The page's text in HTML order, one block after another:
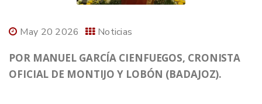
May 20 2026 Noticias
POR MANUEL GARCÍA CIENFUEGOS, CRONISTA
OFICIAL DE MONTIJO Y LOBÓN (BADAJOZ).